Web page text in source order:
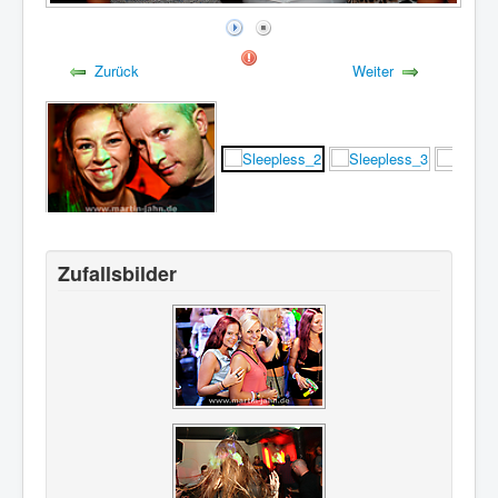
Zurück Weiter
Zufallsbilder